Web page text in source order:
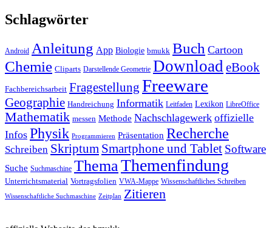
Schlagwörter
Android Anleitung App Biologie bmukk Buch Cartoon
Chemie Cliparts Darstellende Geometrie Download eBook
Fachbereichsarbeit Fragestellung Freeware
Geographie Handreichung Informatik Leitfaden Lexikon LibreOffice
Mathematik messen Methode Nachschlagewerk offizielle
Infos Physik Programmieren Präsentation Recherche
Schreiben Skriptum Smartphone und Tablet Software
Suche Suchmaschine ThemaThemenfindung
Unterrichtsmaterial Vortragsfolien VWA-Mappe Wissenschaftliches Schreiben
Wissenschaftliche Suchmaschine Zeitplan Zitieren